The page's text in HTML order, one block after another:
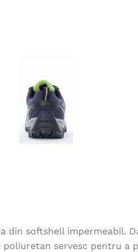
din softshell
servesc pentru a